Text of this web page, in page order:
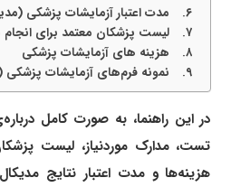
مدت اعتبار آزمایشات پزشکی
لیست پزشکان معتمد برای انجام
هزینه های آزمایشات پزشکی
نمونه فرم‌های آزمایشات پزشکی
در این راهنما، به صورت کامل
تست، مدارک موردنیاز، لیست
هزینه‌ها و مدت اعتبار نتایج